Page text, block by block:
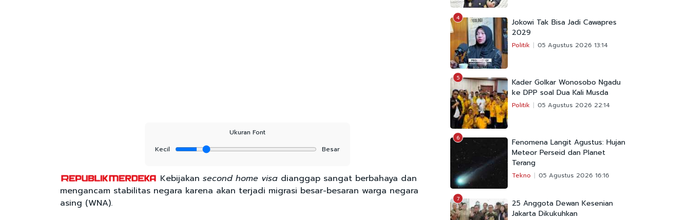
Ukuran Font
Kecil
Besar
Kebijakan second home visadianggap sangat berbahaya dan
mengancam stabilitas negara karena akan terjadi migrasi besar-besaran warga negara
asing (WNA).
4
Jokowi Tak Bisa Jadi Cawapres
2029
Politik 05 Agustus 2026 13:14
5
Kader Golkar Wonosobo Ngadu
ke DPP soal Dua Kali Musda
Politik 05 Agustus 2026 22:14
6
Fenomena Langit Agustus: Hujan
Meteor Perseid dan Planet
Terang
Tekno 05 Agustus 2026 16:16
7
25 Anggota Dewan Kesenian
Jakarta Dikukuhkan